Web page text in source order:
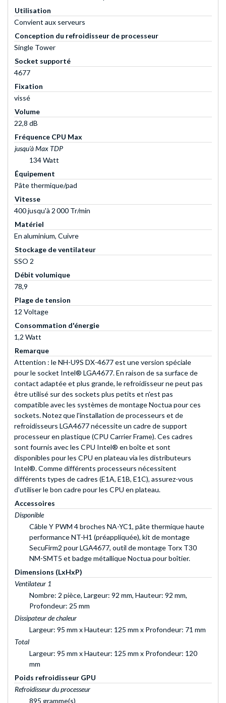
Utilisation
Convient aux serveurs
Conception du refroidisseur de processeur
Single Tower
Socket supporté
4677
Fixation
vissé
Volume
22,8 dB
Fréquence CPU Max
jusqu'à Max TDP
134 Watt
Équipement
Pâte thermique/pad
Vitesse
400 jusqu'à 2 000 Tr/min
Matériel
En aluminium, Cuivre
Stockage de ventilateur
SSO 2
Débit volumique
78,9
Plage de tension
12 Voltage
Consommation d'énergie
1,2 Watt
Remarque
Attention : le NH-U9S DX-4677 est une version spéciale
pour le socket Intel® LGA4677. En raison de sa surface de
contact adaptée et plus grande, le refroidisseur ne peut pas
être utilisé sur des sockets plus petits et n'est pas
compatible avec les systèmes de montage Noctua pour ces
sockets. Notez que l'installation de processeurs et de
refroidisseurs LGA4677 nécessite un cadre de support
processeur en plastique (CPU Carrier Frame). Ces cadres
sont fournis avec les CPU Intel® en boîte et sont
disponibles pour les CPU en plateau via les distributeurs
Intel®. Comme différents processeurs nécessitent
différents types de cadres (E1A, E1B, E1C), assurez-vous
d'utiliser le bon cadre pour les CPU en plateau.
Accessoires
Disponible
Câble Y PWM 4 broches NA-YC1, pâte thermique haute
performance NT-H1 (préappliquée), kit de montage
SecuFirm2 pour LGA4677, outil de montage Torx T30
NM-SMT5 et badge métallique Noctua pour boîtier.
Dimensions (LxHxP)
Ventilateur 1
Nombre: 2 pièce, Largeur: 92 mm, Hauteur: 92 mm,
Profondeur: 25 mm
Dissipateur de chaleur
Largeur: 95 mm x Hauteur: 125 mm x Profondeur: 71 mm
Total
Largeur: 95 mm x Hauteur: 125 mm x Profondeur: 120
mm
Poids refroidisseur GPU
Refroidisseur du processeur
895 gramme(s)